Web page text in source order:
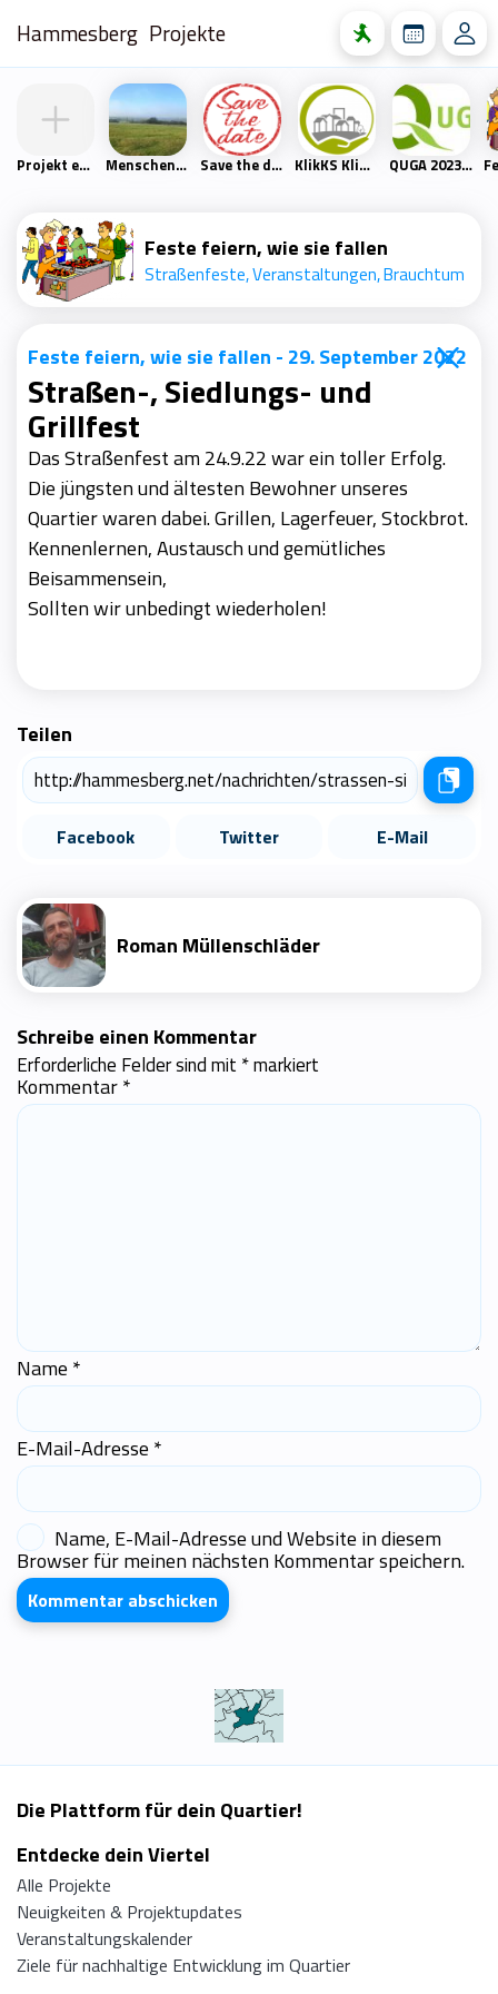
Hammesberg Projekte
Projekt erstellen Menschen- und Naturfreunde Scharpenacken Save the date KlikKS Klimaschutzprojekt QUGA 2023 – Quartiersgartenschau Heckinghausen
Feste feiern, wie sie fallen
Straßenfeste, Veranstaltungen, Brauchtum
Feste feiern, wie sie fallen - 29. September 2022
Straßen-, Siedlungs- und
Grillfest
Das Straßenfest am 24.9.22 war ein toller Erfolg.
Die jüngsten und ältesten Bewohner unseres
Quartier waren dabei. Grillen, Lagerfeuer, Stockbrot.
Kennenlernen, Austausch und gemütliches
Beisammensein,
Sollten wir unbedingt wiederholen!
Teilen
Facebook Twitter E-Mail
Roman Müllenschläder
Schreibe einen Kommentar
Erforderliche Felder sind mit *markiert
Kommentar*
Name *
E-Mail-Adresse *
Name, E-Mail-Adresse und Website in diesem
Browser für meinen nächsten Kommentar speichern.
Die Plattform für dein Quartier!
Entdecke dein Viertel
Alle Projekte
Neuigkeiten & Projektupdates
Veranstaltungskalender
Ziele für nachhaltige Entwicklung im Quartier